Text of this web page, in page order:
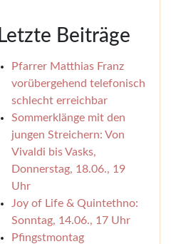
Letzte Beiträge
Pfarrer Matthias Franz
vorübergehend telefonisch
schlecht erreichbar
Sommerklänge mit den
jungen Streichern: Von
Vivaldi bis Vasks,
Donnerstag, 18.06., 19
Uhr
Joy of Life & Quintethno:
Sonntag, 14.06., 17 Uhr
Pfingstmontag